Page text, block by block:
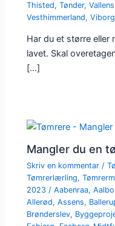
Thisted,Tønder,
Vesthimmerland,Viborg
Har du et større eller
lavet. Skal
[…]
Mangler du en
Skriv en kommentar /
Tømrerlærling,
2023/Aabenraa,
Allerød,Assens,
Brønderslev,